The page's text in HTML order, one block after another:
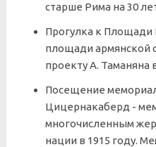
старше Рима на 30
Прогулка к Площади
площади армянской
проекту А. Таманяна
Посещение
Цицернакаберд -
многочисленным
нации в 1915 году.